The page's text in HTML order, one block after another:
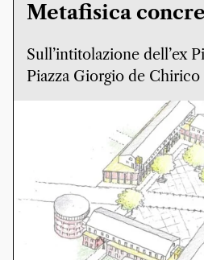
Metafisica
Sull’intitolazione dell’ex
Piazza Giorgio de Chirico